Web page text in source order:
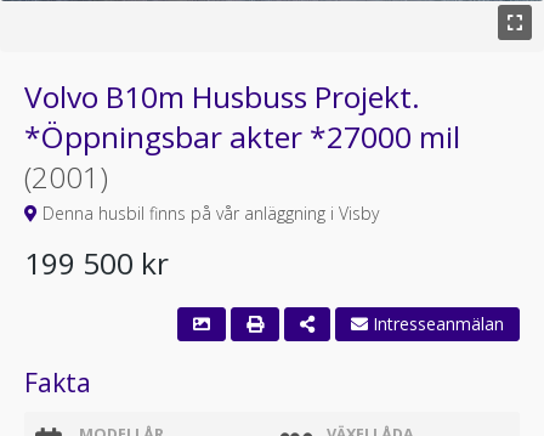
Volvo B10m Husbuss Projekt.
*Öppningsbar akter *27000 mil
(2001)
Denna husbil finns på vår anläggning i Visby
199 500 kr
Intresseanmälan
Fakta